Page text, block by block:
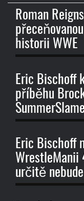
Roman
historii WWE
Eric Bischoff
příběhu
Eric Bischoff
WrestleManii
určitě